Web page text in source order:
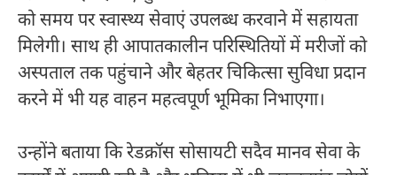
को समय पर स्वास्थ्य सेवाएं उपलब्ध करवाने में सहायता
मिलेगी। साथ ही आपातकालीन परिस्थितियों में मरीजों को
अस्पताल तक पहुंचाने और बेहतर चिकित्सा सुविधा प्रदान
करने में भी यह वाहन महत्वपूर्ण भूमिका निभाएगा।
उन्होंने बताया कि रेडक्रॉस सोसायटी सदैव मानव सेवा के